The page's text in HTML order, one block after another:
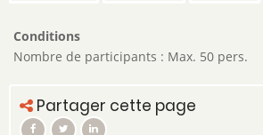
Conditions
Nombre de participants : Max. 50 pers.
Partager cette page